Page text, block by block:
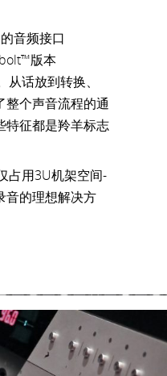
音频接口
版本
话放到转换、
整个声音流程的通
特征都是羚羊标志
占用3U机架空间-
音的理想解决方